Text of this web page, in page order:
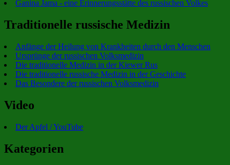
Ganina Jama - eine Erinnerungsstätte des russischen Volkes
Traditionelle russische Medizin
Anfänge der Heilung von Krankheiten durch den Menschen
Ursprünge der russischen Volksmedizin
Die traditionelle Medizin in der Kiewer Rus
Die traditionelle russische Medizin in der Geschichte
Das Besondere der russischen Volksmedizin
Video
Der Apfel / YouTube
Kategorien